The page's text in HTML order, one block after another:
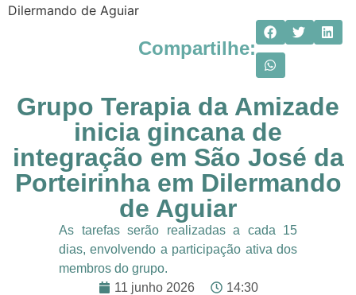
Dilermando de Aguiar
Compartilhe:
Grupo Terapia da Amizade
inicia gincana de
integração em São José da
Porteirinha em Dilermando
de Aguiar
As tarefas serão realizadas a cada 15
dias, envolvendo a participação ativa dos
membros do grupo.
11 junho 2026
14:30